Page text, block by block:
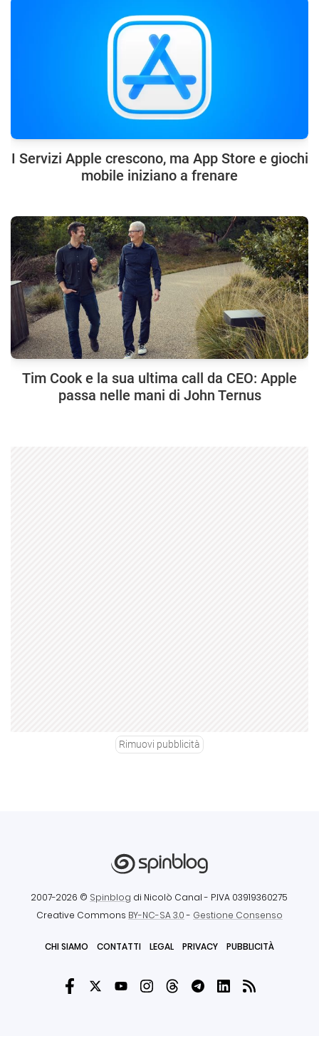
I Servizi Apple crescono, ma App Store e giochi
mobile iniziano a frenare
Tim Cook e la sua ultima call da CEO: Apple
passa nelle mani di John Ternus
Rimuovi pubblicità
2007-2026 © Spinblog di Nicolò Canal - P.IVA 03919360275
Creative Commons BY-NC-SA 3.0- Gestione Consenso
CHI SIAMO CONTATTI LEGAL PRIVACY PUBBLICITÀ